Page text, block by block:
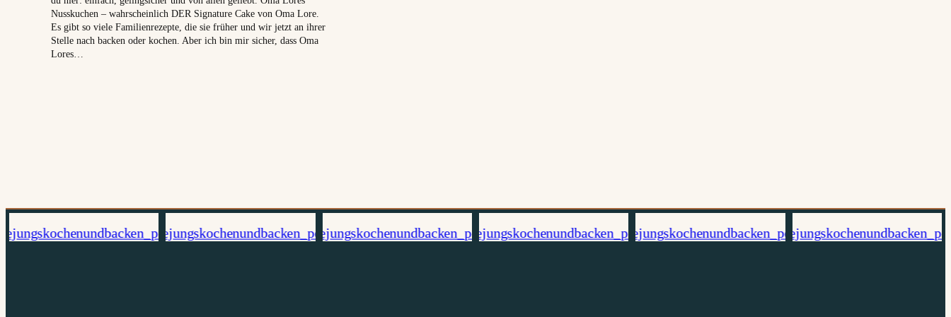
Nusskuchen – wahrscheinlich DER Signature Cake von Oma Lore.
Es gibt so viele Familienrezepte, die sie früher und wir jetzt an ihrer
Stelle nach backen oder kochen. Aber ich bin mir sicher, dass Oma
Lores…